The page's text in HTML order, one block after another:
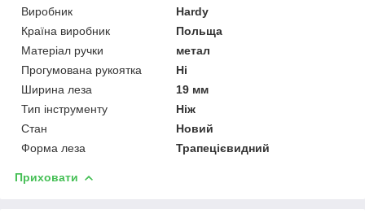
Виробник
Hardy
Країна виробник
Польща
Матеріал ручки
метал
Прогумована рукоятка
Ні
Ширина леза
19 мм
Тип інструменту
Ніж
Стан
Новий
Форма леза
Трапецієвидний
Приховати